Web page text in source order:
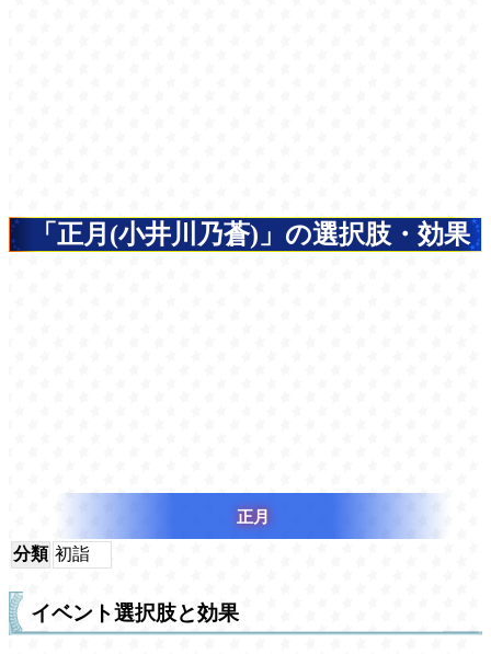
「正月(小井川乃蒼)」の選択肢・効果
正月
分類 初詣
イベント選択肢と効果